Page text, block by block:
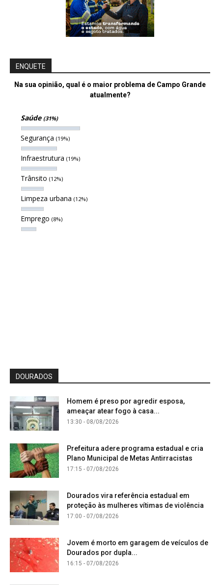
ENQUETE
Na sua opinião, qual é o maior problema de Campo Grande
atualmente?
Saúde (31%)
Segurança (19%)
Infraestrutura (19%)
Trânsito (12%)
Limpeza urbana (12%)
Emprego (8%)
DOURADOS
Homem é preso por agredir esposa,
ameaçar atear fogo à casa...
13:30 - 08/08/2026
Prefeitura adere programa estadual e cria
Plano Municipal de Metas Antirracistas
17:15 - 07/08/2026
Dourados vira referência estadual em
proteção às mulheres vítimas de violência
17:00 - 07/08/2026
Jovem é morto em garagem de veículos de
Dourados por dupla...
16:15 - 07/08/2026